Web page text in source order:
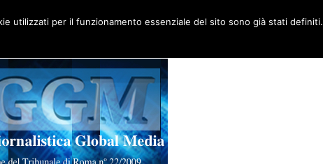
Artigo aleatório
utilizzati per il funzionamento essenziale del sito sono già stati definiti.